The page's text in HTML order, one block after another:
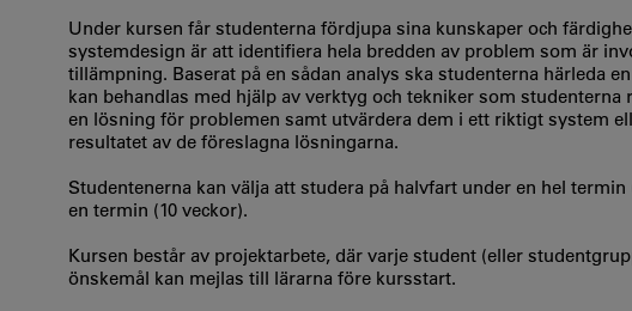
Under kursen får studenterna fördjupa sina kunskaper och
systemdesign är att identifiera hela bredden av problem som är
tillämpning. Baserat på en sådan analys ska studenterna härleda
kan behandlas med hjälp av verktyg och tekniker som studenterna
en lösning för problemen samt utvärdera dem i ett riktigt system
resultatet av de föreslagna lösningarna.
Studentenerna kan välja att studera på halvfart under en hel
en termin (10 veckor).
Kursen består av projektarbete, där varje student (eller
önskemål kan mejlas till lärarna före kursstart.